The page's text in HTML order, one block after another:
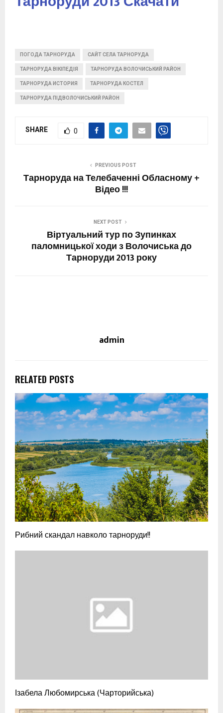
ПОГОДА ТАРНОРУДА САЙТ СЕЛА ТАРНОРУДА
ТАРНОРУДА ВІКІПЕДІЯ ТАРНОРУДА ВОЛОЧИСЬКИЙ РАЙОН
ТАРНОРУДА ИСТОРИЯ ТАРНОРУДА КОСТЕЛ
ТАРНОРУДА ПІДВОЛОЧИСЬКИЙ РАЙОН
SHARE 0
PREVIOUS POST
Тарноруда на Телебаченні Обласному +
Відео !!!
NEXT POST
Віртуальний тур по Зупинках
паломницької ходи з Волочиська до
Тарноруди 2013 року
admin
RELATED POSTS
Рибний скандал навколо тарноруди!!
Ізабела Любомирська (Чарторийська)